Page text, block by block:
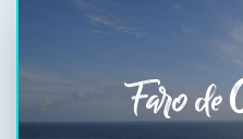
Faro de